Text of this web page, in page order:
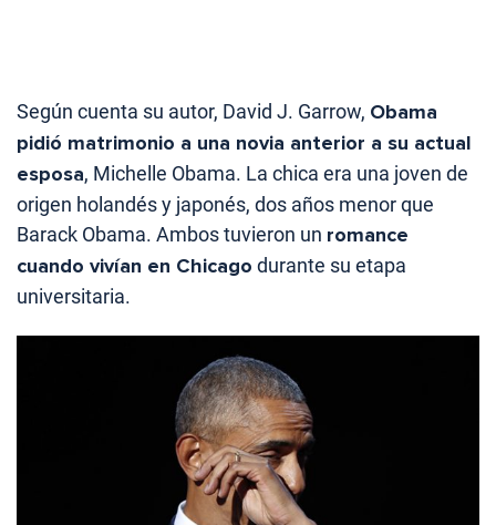
Según cuenta su autor, David J. Garrow, Obama
pidió matrimonio a una novia anterior a su actual
esposa, Michelle Obama. La chica era una joven de
origen holandés y japonés, dos años menor que
Barack Obama. Ambos tuvieron un romance
cuando vivían en Chicago durante su etapa
universitaria.